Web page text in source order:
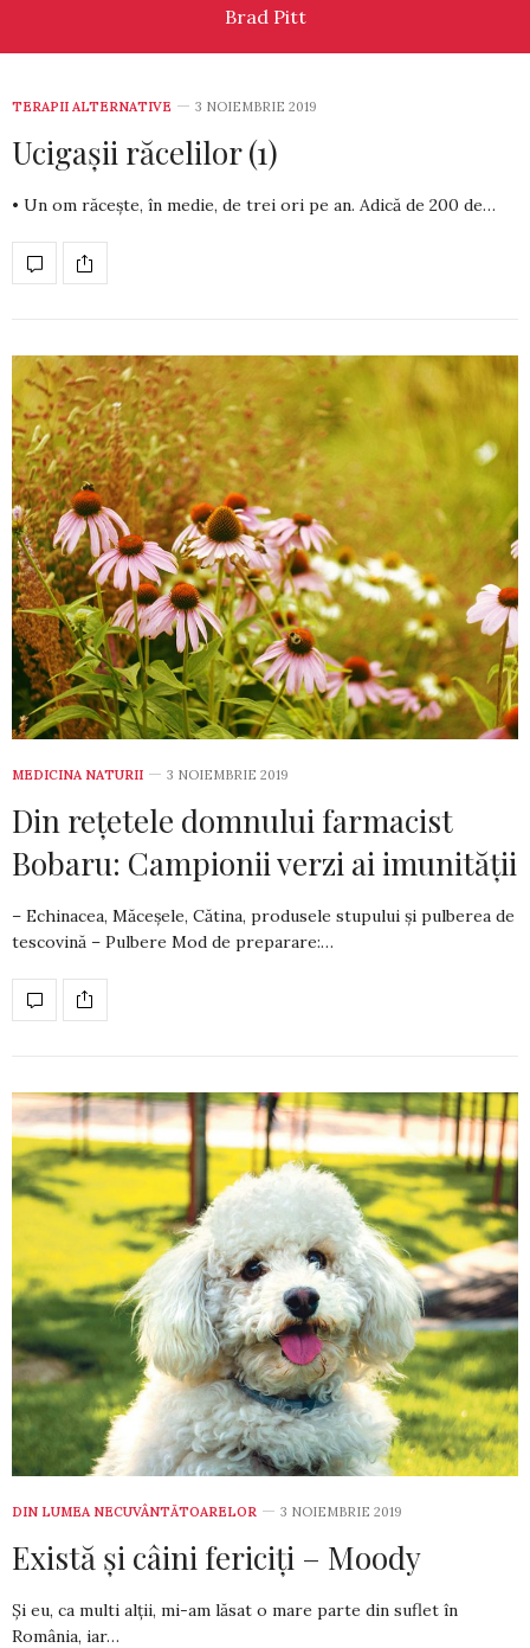
Brad Pitt
TERAPII ALTERNATIVE 3 NOIEMBRIE 2019
Ucigașii răcelilor (1)
• Un om răcește, în medie, de trei ori pe an. Adică de 200 de…
MEDICINA NATURII 3 NOIEMBRIE 2019
Din rețetele domnului farmacist
Bobaru: Campionii verzi ai imunității
– Echinacea, Măceșele, Cătina, produsele stupului și pulberea de
tescovină – Pulbere Mod de preparare:…
DIN LUMEA NECUVÂNTĂTOARELOR 3 NOIEMBRIE 2019
Există și câini fericiți – Moody
Și eu, ca multi alții, mi-am lăsat o mare parte din suflet în
România, iar…